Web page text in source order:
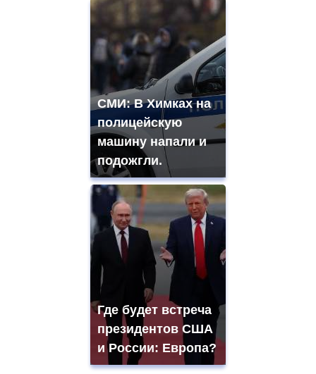
СМИ: В Химках на
полицейскую
машину напали и
подожгли.
Где будет встреча
президентов США
и России: Европа?